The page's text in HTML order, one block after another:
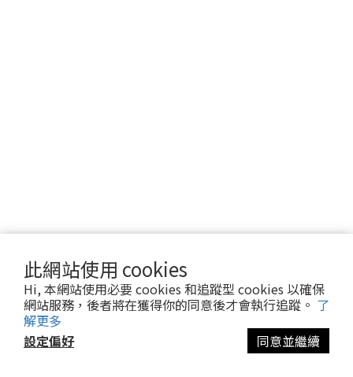
此網站使用 cookies
Hi, 本網站使用必要 cookies 和追蹤型 cookies 以確保
網站服務，後者將在獲得你的同意後才會執行追蹤。 了
解更多
設定偏好
同意並繼續